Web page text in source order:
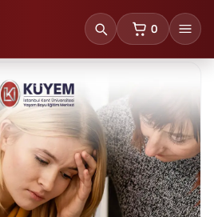
0
sepetteki